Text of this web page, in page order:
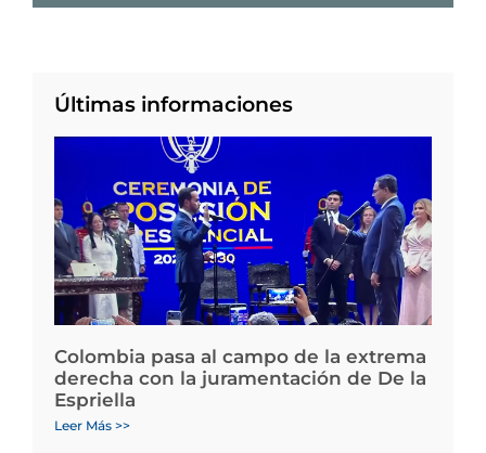
Últimas informaciones
Colombia pasa al campo de la extrema
derecha con la juramentación de De la
Espriella
Leer Más >>